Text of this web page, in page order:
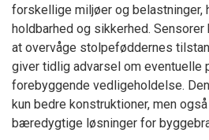
forskellige miljøer og belastninger,
holdbarhed og sikkerhed.
at overvåge stolpeføddernes
giver tidlig advarsel om eventuelle
forebyggende vedligeholdelse.
kun bedre konstruktioner, men
bæredygtige løsninger for